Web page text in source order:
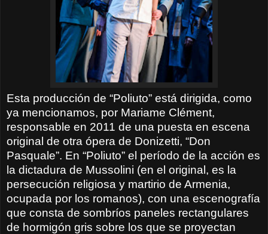
Esta producción de “Poliuto” está dirigida, como
ya mencionamos, por Mariame Clément,
responsable en 2011 de una puesta en escena
original de otra ópera de Donizetti, “Don
Pasquale”. En “Poliuto” el período de la acción es
la dictadura de Mussolini (en el original, es la
persecución religiosa y martirio de Armenia,
ocupada por los romanos), con una escenografía
que consta de sombríos paneles rectangulares
de hormigón gris sobre los que se proyectan